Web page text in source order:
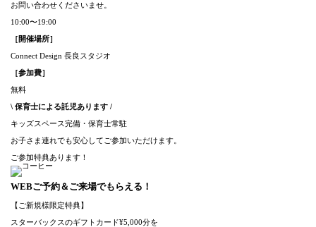
お問い合わせくださいませ。
10:00〜19:00
［開催場所］
Connect Design 長良スタジオ
［参加費］
無料
\ 保育士による託児あります /
キッズスペース完備・保育士常駐
お子さま連れでも安心してご参加いただけます。
ご参加特典あります！
WEBご予約＆ご来場でもらえる！
【ご新規様限定特典】
スターバックスのギフトカード¥5,000分を